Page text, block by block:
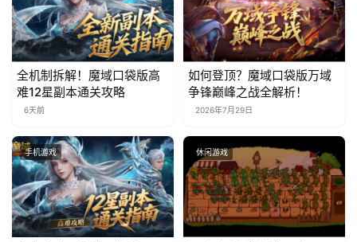
全机制拆解！魔域口袋版高
难12星副本通关攻略
6天前
如何登顶？魔域口袋版万域
争锋巅峰之战全解析！
2026年7月29日
手机游戏 休闲游戏